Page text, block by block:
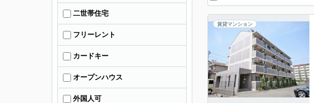
賃貸マンション
二世帯住宅
フリーレント
カードキー
オープンハウス
外国人可